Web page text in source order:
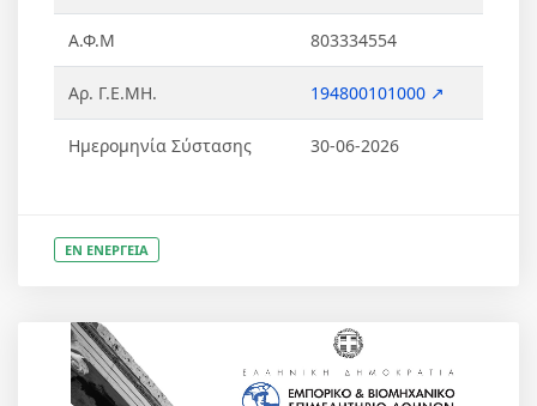
Α.Φ.Μ 803334554
Αρ. Γ.Ε.ΜΗ. 194800101000 ↗
Ημερομηνία Σύστασης 30-06-2026
ΕΝ ΕΝΕΡΓΕΙΑ